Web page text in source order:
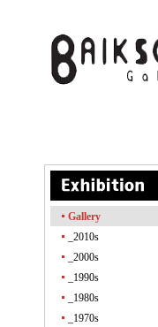
Gallery
_2010s
_2000s
_1990s
_1980s
_1970s